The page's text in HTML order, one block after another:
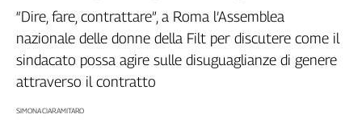
Filcams
Filctem
Fillea
Filt
“Dire, fare, contrattare”, a Roma l’Assemblea
nazionale delle donne della Filt per discutere come il
sindacato possa agire sulle disuguaglianze di genere
attraverso il contratto
SIMONA CIARAMITARO